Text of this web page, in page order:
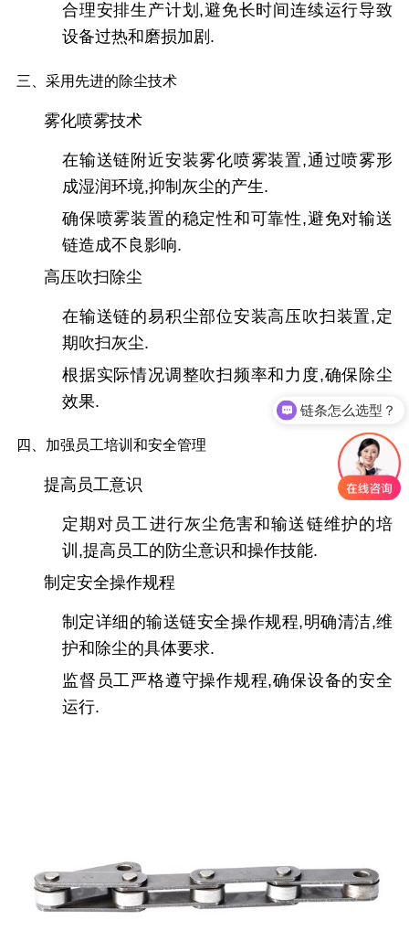
合理安排生产计划,避免长时间连续运行导致
设备过热和磨损加剧.
三、采用先进的除尘技术
雾化喷雾技术
在输送链附近安装雾化喷雾装置,通过喷雾形
成湿润环境,抑制灰尘的产生.
确保喷雾装置的稳定性和可靠性,避免对输送
链造成不良影响.
高压吹扫除尘
在输送链的易积尘部位安装高压吹扫装置,定
期吹扫灰尘.
根据实际情况调整吹扫频率和力度,确保除尘
效果.
四、加强员工培训和安全管理
提高员工意识
定期对员工进行灰尘危害和输送链维护的培
训,提高员工的防尘意识和操作技能.
制定安全操作规程
制定详细的输送链安全操作规程,明确清洁,维
护和除尘的具体要求.
监督员工严格遵守操作规程,确保设备的安全
运行.
链条怎么选型？